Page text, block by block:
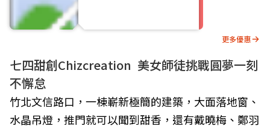
更多優惠
七四甜創Chizcreation 美女師徒挑戰圓夢一刻
不懈怠
竹北文信路口，一棟嶄新極簡的建築，大面落地窗、
水晶吊燈，推門就可以聞到甜香，還有戴曉梅、鄭羽